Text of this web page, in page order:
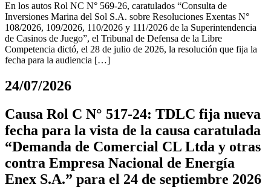
En los autos Rol NC N° 569-26, caratulados “Consulta de
Inversiones Marina del Sol S.A. sobre Resoluciones Exentas N°
108/2026, 109/2026, 110/2026 y 111/2026 de la Superintendencia
de Casinos de Juego”, el Tribunal de Defensa de la Libre
Competencia dictó, el 28 de julio de 2026, la resolución que fija la
fecha para la audiencia […]
24/07/2026
Causa Rol C N° 517-24: TDLC fija nueva
fecha para la vista de la causa caratulada
“Demanda de Comercial CL Ltda y otras
contra Empresa Nacional de Energía
Enex S.A.” para el 24 de septiembre 2026